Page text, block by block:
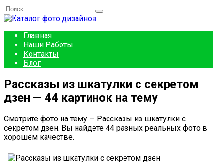
Перейти
к
Search
for:
Главная
Наши Работы
Контакты
Блог
Рассказы из шкатулки с секретом
дзен — 44 картинок на тему
Смотрите фото на тему — Рассказы из шкатулки с
секретом дзен. Вы найдете 44 разных реальных фото в
хорошем качестве.